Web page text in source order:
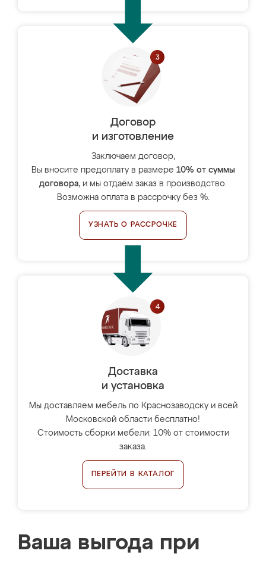
Договор
и изготовление
Заключаем договор,
Вы вносите предоплату в размере 10% от суммы
договора, и мы отдаём заказ в производство.
Возможна оплата в рассрочку без %.
УЗНАТЬ О РАССРОЧКЕ
Доставка
и установка
Мы доставляем мебель по Краснозаводску и всей
Московской области бесплатно!
Стоимость сборки мебели: 10% от стоимости
заказа.
ПЕРЕЙТИ В КАТАЛОГ
Ваша выгода при